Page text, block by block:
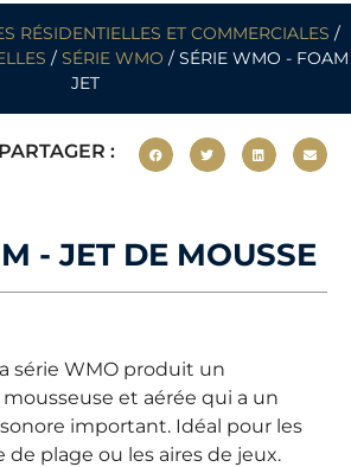
RÉSIDENTIELLES ET COMMERCIALES /
/ SÉRIE WMO / SÉRIE WMO - FOAM
JET
PARTAGER :
- JET DE MOUSSE
série WMO produit un
et aérée qui a un
important. Idéal pour les
de plage ou les aires de jeux.